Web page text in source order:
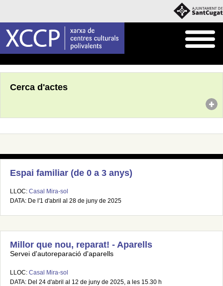
Cerca d'actes
Espai familiar (de 0 a 3 anys)
LLOC: Casal Mira-sol
DATA: De l'1 d'abril al 28 de juny de 2025
Millor que nou, reparat! - Aparells
Servei d'autoreparació d'aparells
LLOC: Casal Mira-sol
DATA: Del 24 d'abril al 12 de juny de 2025, a les 15.30 h